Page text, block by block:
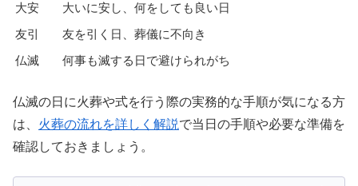
大安
大いに安し、何をしても良い日
友引
友を引く日、葬儀に不向き
仏滅
何事も滅する日で避けられがち
仏滅の日に火葬や式を行う際の実務的な手順が気になる方
は、 火葬の流れを詳しく解説で当日の手順や必要な準備を
確認しておきましょう。